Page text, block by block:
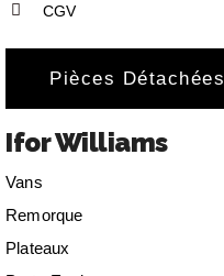
CGV
Pièces Détachées
Ifor Williams
Vans
Remorque
Plateaux